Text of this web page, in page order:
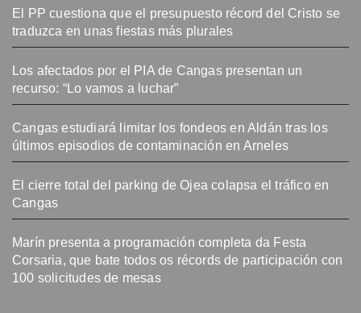
El PP cuestiona que el presupuesto récord del Cristo se
traduzca en unas fiestas más plurales
Los afectados por el PIA de Cangas presentan un
recurso: “Lo vamos a luchar”
Cangas estudiará limitar los fondeos en Aldán tras los
últimos episodios de contaminación en Arneles
El cierre total del parking de Ojea colapsa el tráfico en
Cangas
Marín presenta a programación completa da Festa
Corsaria, que bate todos os récords de participación con
100 solicitudes de mesas